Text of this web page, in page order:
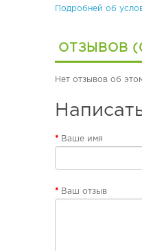
Подробней об
ОТЗЫВОВ
Нет отзывов об
Ваше имя
Ваш отзыв